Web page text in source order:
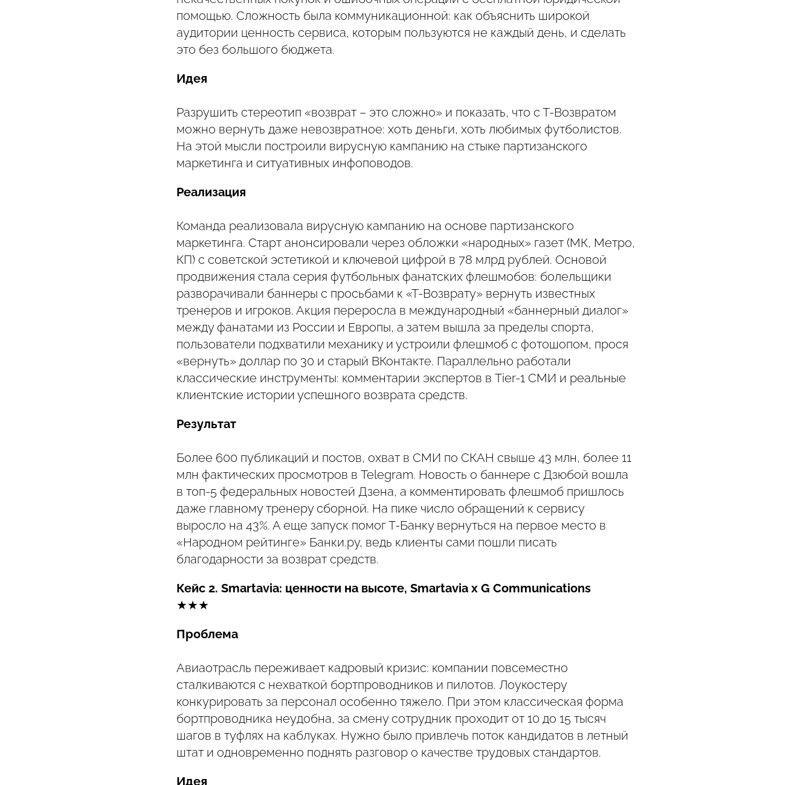
помощью. Сложность была коммуникационной: как объяснить широкой
аудитории ценность сервиса, которым пользуются не каждый день, и сделать
это без большого бюджета.
Идея
Разрушить стереотип «возврат – это сложно» и показать, что с Т-Возвратом
можно вернуть даже невозвратное: хоть деньги, хоть любимых футболистов.
На этой мысли построили вирусную кампанию на стыке партизанского
маркетинга и ситуативных инфоповодов.
Реализация
Команда реализовала вирусную кампанию на основе партизанского
маркетинга. Старт анонсировали через обложки «народных» газет (МК, Метро,
КП) с советской эстетикой и ключевой цифрой в 78 млрд рублей. Основой
продвижения стала серия футбольных фанатских флешмобов: болельщики
разворачивали баннеры с просьбами к «Т-Возврату» вернуть известных
тренеров и игроков. Акция переросла в международный «баннерный диалог»
между фанатами из России и Европы, а затем вышла за пределы спорта,
пользователи подхватили механику и устроили флешмоб с фотошопом, прося
«вернуть» доллар по 30 и старый ВКонтакте. Параллельно работали
классические инструменты: комментарии экспертов в Tier-1 СМИ и реальные
клиентские истории успешного возврата средств.
Результат
Более 600 публикаций и постов, охват в СМИ по СКАН свыше 43 млн, более 11
млн фактических просмотров в Telegram. Новость о баннере с Дзюбой вошла
в топ-5 федеральных новостей Дзена, а комментировать флешмоб пришлось
даже главному тренеру сборной. На пике число обращений к сервису
выросло на 43%. А еще запуск помог Т-Банку вернуться на первое место в
«Народном рейтинге» Банки.ру, ведь клиенты сами пошли писать
благодарности за возврат средств.
Кейс 2. Smartavia: ценности на высоте, Smartavia х G Communications
★★★
Проблема
Авиаотрасль переживает кадровый кризис: компании повсеместно
сталкиваются с нехваткой бортпроводников и пилотов. Лоукостеру
конкурировать за персонал особенно тяжело. При этом классическая форма
бортпроводника неудобна, за смену сотрудник проходит от 10 до 15 тысяч
шагов в туфлях на каблуках. Нужно было привлечь поток кандидатов в летный
штат и одновременно поднять разговор о качестве трудовых стандартов.
Идея